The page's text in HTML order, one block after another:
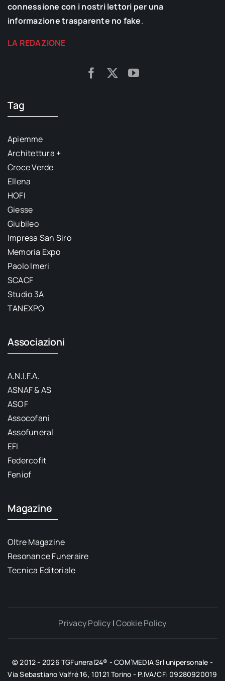
connessione con i nostri lettori per una
informazione trasparente no fake.
LA REDAZIONE
Tag
Apiemme
Architettura +
Croce Verde
Ellena
HOFI
Giesse
Giubileo
Impresa San Siro
Memoria Expo
Paolo Imeri
SCACF
Studio 3A
TANEXPO
Associazioni
A.N.I.F.A.
ASNAF & AS
ASOF
Assocofani
Assofuneral
EFI
Federcofit
Feniof
Magazine
Oltre Magazine
Resonance Funeraire
Tecnica Editoriale
Privacy Policy |Cookie Policy
© 2012 - 2026 TGFuneral24® - COM’MEDIA Srl unipersonale -
Via Sebastiano Valfrè 16, 10121 Torino - P.IVA/CF: 09280920019